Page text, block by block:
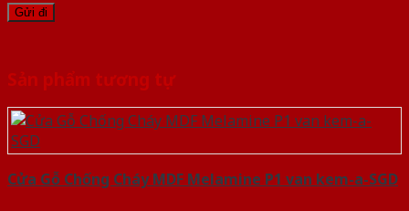
Sản phẩm tương tự
Cửa Gỗ Chống Cháy MDF Melamine P1 van kem-a-SGD